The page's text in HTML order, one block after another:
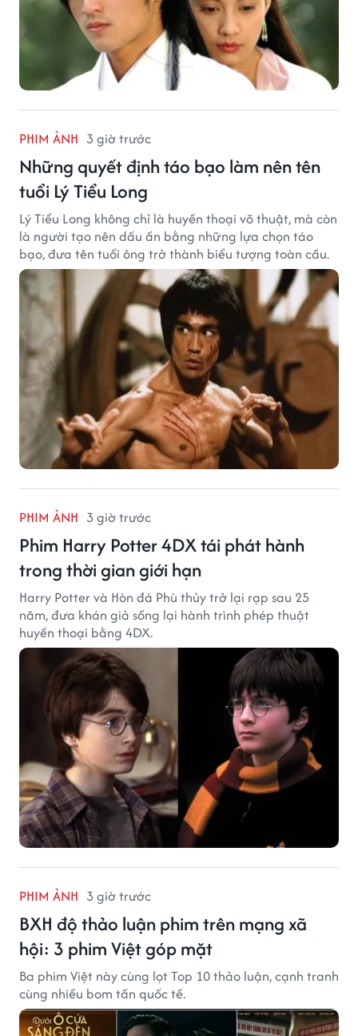
PHIM ẢNH 3 giờ trước
Những quyết định táo bạo làm nên tên
tuổi Lý Tiểu Long
Lý Tiểu Long không chỉ là huyền thoại võ thuật, mà còn
là người tạo nên dấu ấn bằng những lựa chọn táo
bạo, đưa tên tuổi ông trở thành biểu tượng toàn cầu.
PHIM ẢNH 3 giờ trước
Phim Harry Potter 4DX tái phát hành
trong thời gian giới hạn
Harry Potter và Hòn đá Phù thủy trở lại rạp sau 25
năm, đưa khán giả sống lại hành trình phép thuật
huyền thoại bằng 4DX.
PHIM ẢNH 3 giờ trước
BXH độ thảo luận phim trên mạng xã
hội: 3 phim Việt góp mặt
Ba phim Việt này cùng lọt Top 10 thảo luận, cạnh tranh
cùng nhiều bom tấn quốc tế.